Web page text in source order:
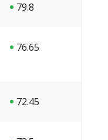
79.8
76.65
72.45